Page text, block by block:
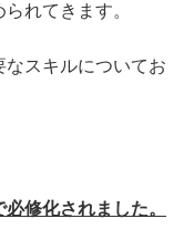
れてきます。
スキルについてお
修化されました。